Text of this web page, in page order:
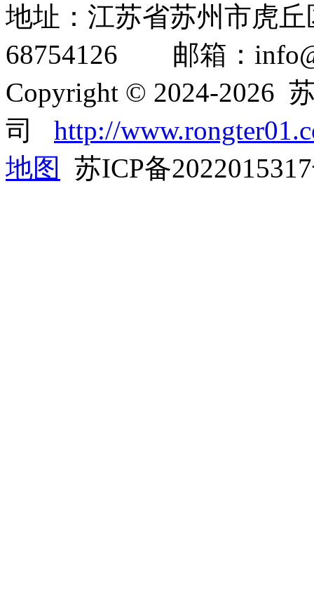
地址：江苏省苏州市虎
68754126 邮箱：
Copyright © 2024-2026
司 http://
地图
苏ICP备